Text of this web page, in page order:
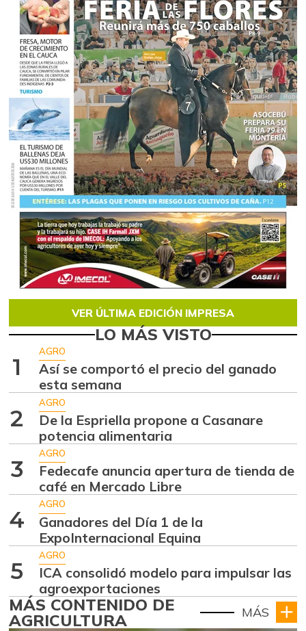
VER ÚLTIMA EDICIÓN IMPRESA
LO MÁS VISTO
1
AGRO
Así se comportó el precio del ganado
esta semana
2
AGRO
De la Espriella propone a Casanare
potencia alimentaria
3
AGRO
Fedecafe anuncia apertura de tienda de
café en Mercado Libre
4
AGRO
Ganadores del Día 1 de la
ExpoInternacional Equina
5
AGRO
ICA consolidó modelo para impulsar las
agroexportaciones
MÁS CONTENIDO DE
AGRICULTURA MÁS